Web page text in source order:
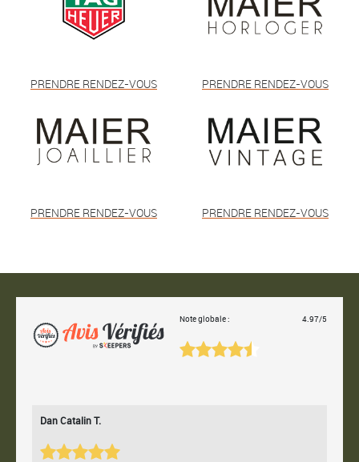
PRENDRE RENDEZ-VOUS PRENDRE RENDEZ-VOUS
PRENDRE RENDEZ-VOUS PRENDRE RENDEZ-VOUS
Note globale : 4.97/5
Dan Catalin T.